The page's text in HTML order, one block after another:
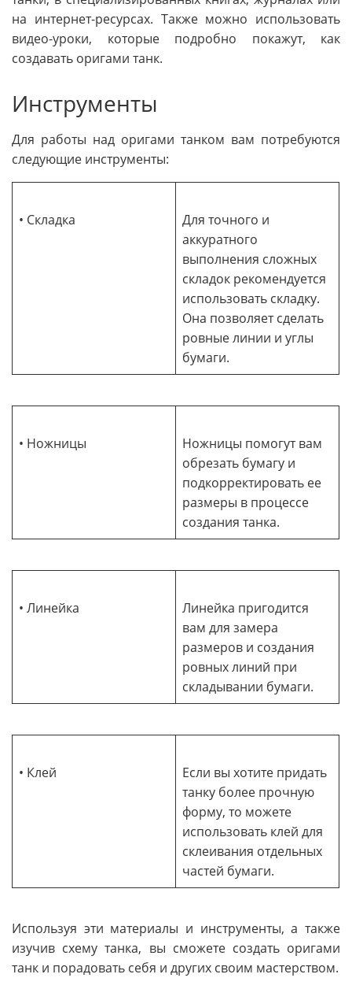
на интернет-ресурсах. Также можно использовать
видео-уроки, которые подробно покажут, как
создавать оригами танк.
Инструменты
Для работы над оригами танком вам потребуются
следующие инструменты:
• Складка
Для точного и
аккуратного
выполнения сложных
складок рекомендуется
использовать складку.
Она позволяет сделать
ровные линии и углы
бумаги.
• Ножницы
Ножницы помогут вам
обрезать бумагу и
подкорректировать ее
размеры в процессе
создания танка.
• Линейка
Линейка пригодится
вам для замера
размеров и создания
ровных линий при
складывании бумаги.
• Клей
Если вы хотите придать
танку более прочную
форму, то можете
использовать клей для
склеивания отдельных
частей бумаги.
Используя эти материалы и инструменты, а также
изучив схему танка, вы сможете создать оригами
танк и порадовать себя и других своим мастерством.